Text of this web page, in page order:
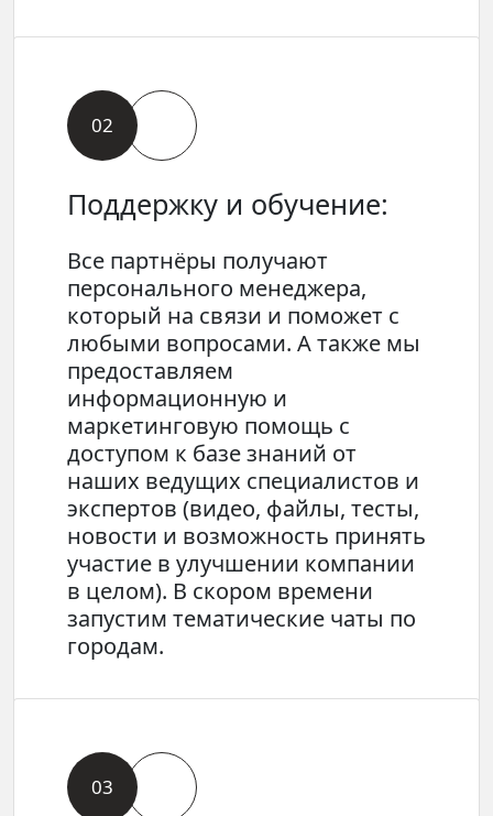
02
Поддержку и обучение:
Все партнёры получают
персонального менеджера,
который на связи и поможет с
любыми вопросами. А также мы
предоставляем
информационную и
маркетинговую помощь с
доступом к базе знаний от
наших ведущих специалистов и
экспертов (видео, файлы, тесты,
новости и возможность принять
участие в улучшении компании
в целом). В скором времени
запустим тематические чаты по
городам.
03